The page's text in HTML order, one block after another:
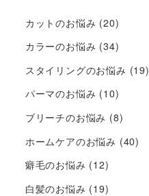
カットのお悩み (20)
カラーのお悩み (34)
スタイリングのお悩み (19)
パーマのお悩み (10)
ブリーチのお悩み (8)
ホームケアのお悩み (40)
癖毛のお悩み (12)
白髪のお悩み (19)